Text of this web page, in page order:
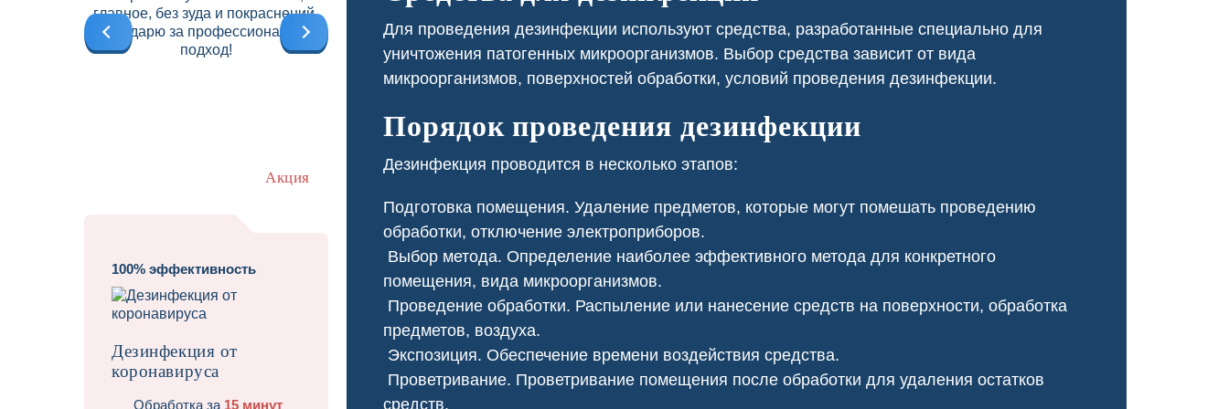
главное, без зуда и покраснений.
Благодарю за профессиональный
подход!
Акция
100% эффективность
Дезинфекция от
коронавируса
Обработка за 15 минут
Травить клопов Сеноед в доме Чумка у щенка
Для проведения дезинфекции используют средства, разработанные специально для
уничтожения патогенных микроорганизмов. Выбор средства зависит от вида
микроорганизмов, поверхностей обработки, условий проведения дезинфекции.
Порядок проведения дезинфекции
Дезинфекция проводится в несколько этапов:
Подготовка помещения. Удаление предметов, которые могут помешать проведению
обработки, отключение электроприборов.
Выбор метода. Определение наиболее эффективного метода для конкретного
помещения, вида микроорганизмов.
Проведение обработки. Распыление или нанесение средств на поверхности, обработка
предметов, воздуха.
Экспозиция. Обеспечение времени воздействия средства.
Проветривание. Проветривание помещения после обработки для удаления остатков
средств.